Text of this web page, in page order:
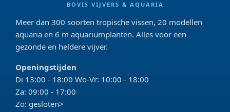
BOVIS VIJVERS & AQUARIA
Meer dan 300 soorten tropische vissen, 20 modellen
aquaria en 6 m aquariumplanten. Alles voor een
gezonde en heldere vijver.
Openingstijden
Di 13:00 - 18:00 Wo-Vr: 10:00 - 18:00
Za: 09:00 - 17:00
Zo: gesloten>